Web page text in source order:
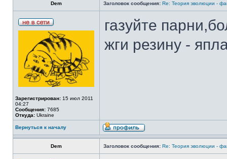
Dem Заголовок сообщения: Re: Теория эволюции -
Зарегистрирован: 15 июл 2011
04:27
Сообщения: 7685
Откуда: Ukraine
газуйте
жги резину -
Вернуться к началу
Dem Заголовок сообщения: Re: Теория эволюции -